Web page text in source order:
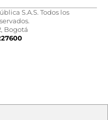
S.A.S. Todos los
Bogotá